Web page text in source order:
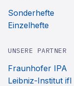
Sonderhefte
Einzelhefte
UNSERE PARTNER
Fraunhofer IPA
Leibniz-Institut ifl